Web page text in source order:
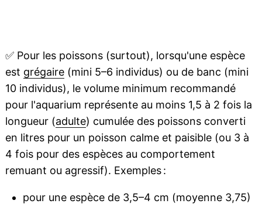
✅Pour les poissons (surtout), lorsqu'une espèce
est grégaire(mini 5–6 individus) ou de banc (mini
10 individus), le volume minimum recommandé
pour l'aquarium représente au moins 1,5 à 2 fois la
longueur (adulte) cumulée des poissons converti
en litres pour un poisson calme et paisible (ou 3 à
4 fois pour des espèces au comportement
remuant ou agressif). Exemples :
pour une espèce de 3,5–4 cm (moyenne 3,75)